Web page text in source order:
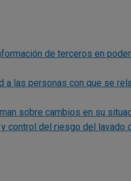
de terceros en
las personas con que se
sobre cambios en su
control del riesgo del lavado